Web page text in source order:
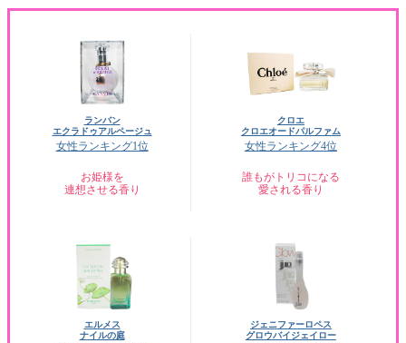
ランバン
エクラドゥアルページュ
女性ランキング1位
お姫様を
連想させる香り
クロエ
クロエオードパルファム
女性ランキング4位
誰もがトリコになる
愛される香り
エルメス
ナイルの庭
ジェニファーロペス
グロウバイジェイロー